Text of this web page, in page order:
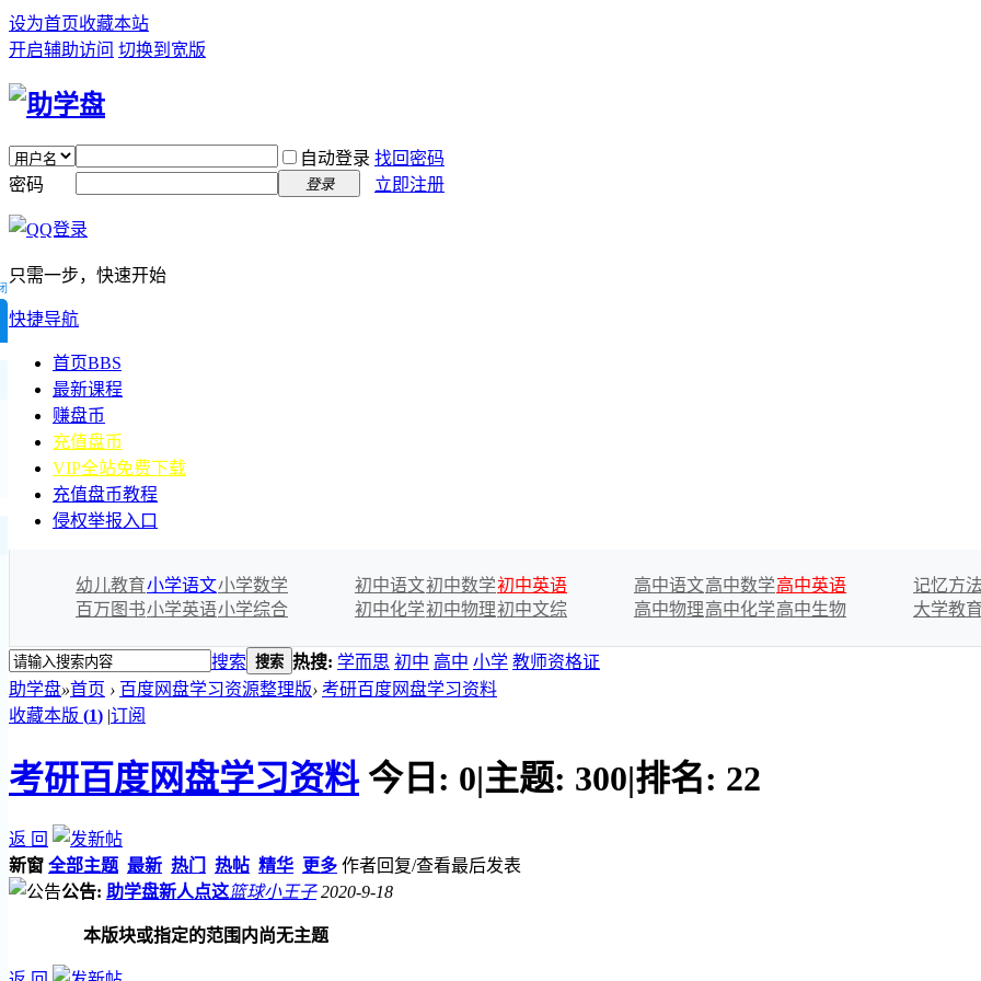
设为首页收藏本站
开启辅助访问 切换到宽版
自动登录 找回密码
密码
登录 立即注册
只需一步，快速开始
快捷导航
首页BBS
最新课程
赚盘币
充值盘币
VIP全站免费下载
充值盘币教程
侵权举报入口
幼儿教育小学语文小学数学
百万图书小学英语小学综合
初中语文初中数学初中英语
初中化学初中物理初中文综
高中语文高中数学高中英语
高中物理高中化学高中生物
记忆方法
大学教育
搜索 搜索 热搜: 学而思 初中 高中 小学 教师资格证
助学盘»首页 › 百度网盘学习资源整理版› 考研百度网盘学习资料
收藏本版 (1) |订阅
考研百度网盘学习资料 今日: 0|主题: 300|排名: 22
返 回
新窗 全部主题 最新 热门 热帖 精华 更多 作者回复/查看最后发表
公告: 助学盘新人点这篮球小王子 2020-9-18
本版块或指定的范围内尚无主题